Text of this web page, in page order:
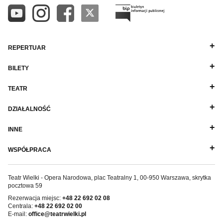
REPERTUAR
BILETY
TEATR
DZIAŁALNOŚĆ
INNE
WSPÓŁPRACA
Teatr Wielki - Opera Narodowa, plac Teatralny 1, 00-950 Warszawa, skrytka
pocztowa 59
Rezerwacja miejsc: +48 22 692 02 08
Centrala: +48 22 692 02 00
E-mail: office@teatrwielki.pl